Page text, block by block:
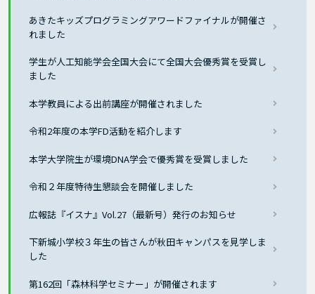
あきたキッズプログラミングアワードファイナルが開催さ
れました
学生が人工知能学会全国大会にて全国大会優秀賞を受賞し
ました
本学教員による出前講座が開催されました
令和2年度の本学FD活動を紹介します
本学大学院生が環境DNA学会で優秀賞を受賞しました
令和２年度特待生懇談会を開催しました
広報誌『イスナ』Vol.27（最新号）発行のお知らせ
下新城小学校３年生の皆さんが秋田キャンパスを見学しま
した
第162回「森林科学セミナー」が開催されます